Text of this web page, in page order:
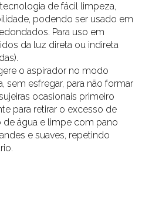
de fácil limpeza,
podendo ser usado em
Para uso em
da luz direta ou indireta
o aspirador no modo
sem esfregar, para não formar
ocasionais primeiro
para retirar o excesso de
de água e limpe com pano
e suaves, repetindo